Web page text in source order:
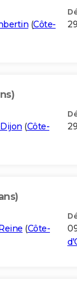
(Côte-
(Côte-
(Côte-